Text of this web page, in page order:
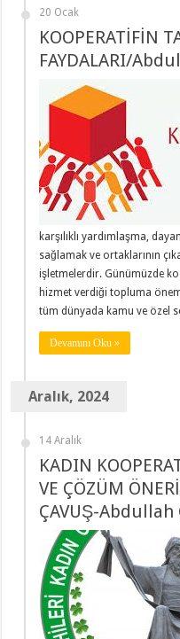
20 Ocak
KOOPERATİFİN
FAYDALARI/
karşılıklı yardımlaşma,
sağlamak ve ortaklarının
işletmelerdir. Günümüzde
hizmet verdiği topluma
tüm dünyada kamu ve özel
Devamını Oku »
Aralık, 2024
14 Aralık
KADIN
VE ÇÖZÜM
ÇAVUŞ-Abdullah